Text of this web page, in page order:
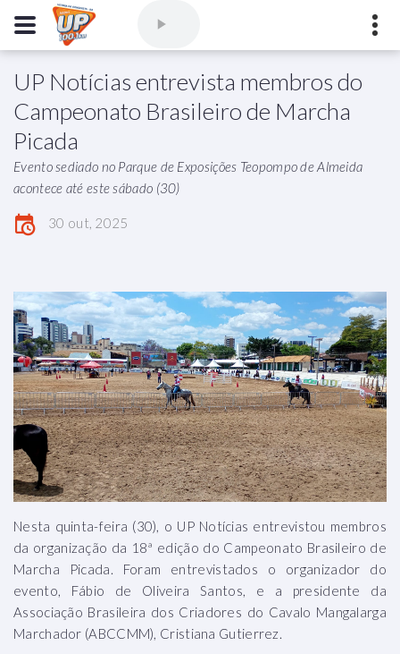
Comercial (77) 3421-3710,
Ouvintes
(77) 3424-1001
UP Notícias entrevista membros do
Campeonato Brasileiro de Marcha
Picada
Evento sediado no Parque de Exposições Teopompo de Almeida
acontece até este sábado (30)
30 out, 2025
Nesta quinta-feira (30), o UP Notícias entrevistou membros
da organização da 18ª edição do Campeonato Brasileiro de
Marcha Picada. Foram entrevistados o organizador do
evento, Fábio de Oliveira Santos, e a presidente da
Associação Brasileira dos Criadores do Cavalo Mangalarga
Marchador (ABCCMM), Cristiana Gutierrez.